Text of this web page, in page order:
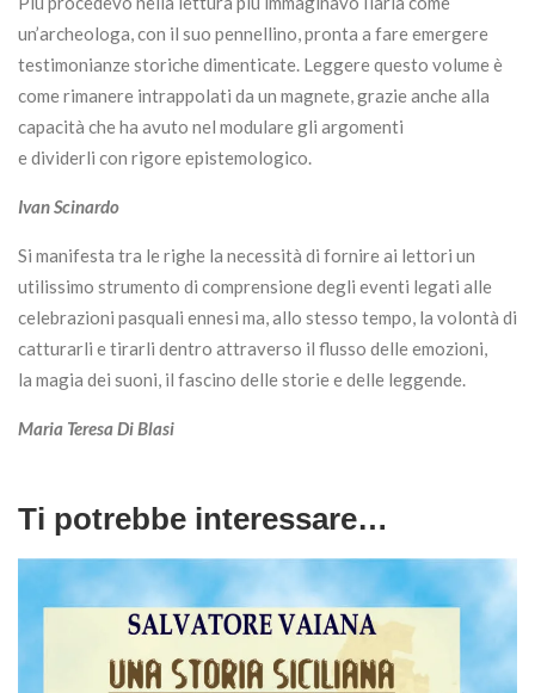
un’archeologa, con il suo pennellino, pronta a fare emergere
testimonianze storiche dimenticate. Leggere questo volume è
come rimanere intrappolati da un magnete, grazie anche alla
capacità che ha avuto nel modulare gli argomenti
e dividerli con rigore epistemologico.
Ivan Scinardo
Si manifesta tra le righe la necessità di fornire ai lettori un
utilissimo strumento di comprensione degli eventi legati alle
celebrazioni pasquali ennesi ma, allo stesso tempo, la volontà di
catturarli e tirarli dentro attraverso il flusso delle emozioni,
la magia dei suoni, il fascino delle storie e delle leggende.
Maria Teresa Di Blasi
Ti potrebbe interessare…